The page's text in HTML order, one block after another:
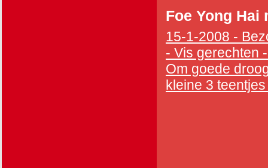
Foe Yong Hai
15-1-2008 -
- Vis gerechten
Om goede
kleine 3